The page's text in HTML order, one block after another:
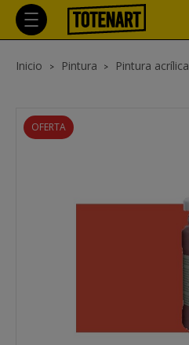
Inicio Pintura Pintura acrílica
OFERTA